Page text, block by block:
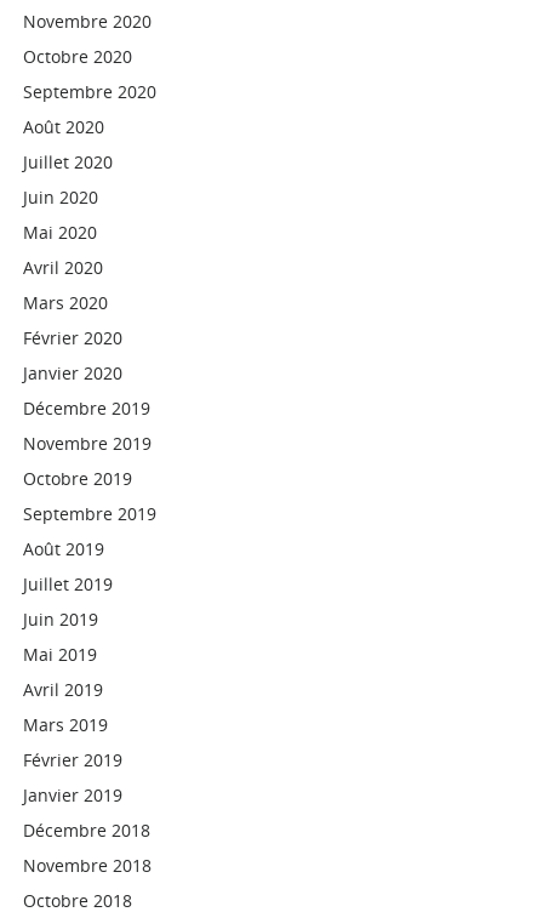
Novembre 2020
Octobre 2020
Septembre 2020
Août 2020
Juillet 2020
Juin 2020
Mai 2020
Avril 2020
Mars 2020
Février 2020
Janvier 2020
Décembre 2019
Novembre 2019
Octobre 2019
Septembre 2019
Août 2019
Juillet 2019
Juin 2019
Mai 2019
Avril 2019
Mars 2019
Février 2019
Janvier 2019
Décembre 2018
Novembre 2018
Octobre 2018